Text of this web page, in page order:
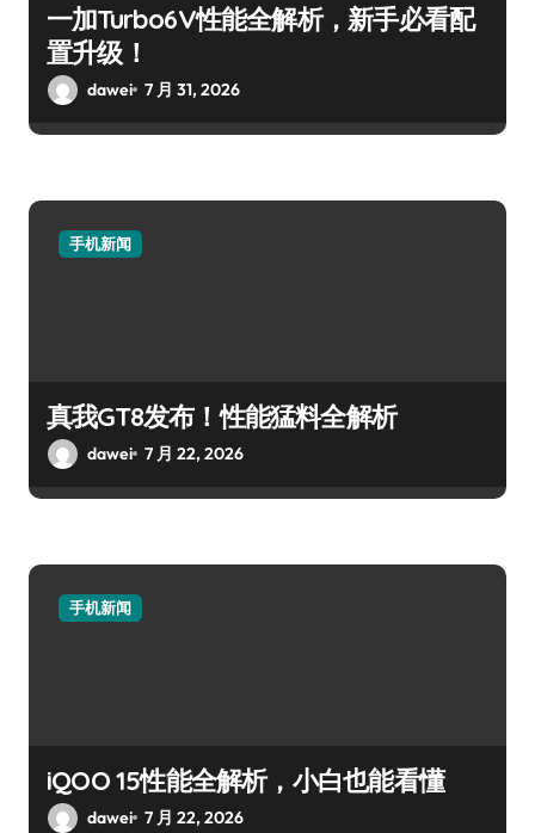
一加Turbo6V性能全解析，新手必看配
置升级！
dawei 7 月 31, 2026
手机新闻
真我GT8发布！性能猛料全解析
dawei 7 月 22, 2026
手机新闻
iQOO 15性能全解析，小白也能看懂
dawei 7 月 22, 2026